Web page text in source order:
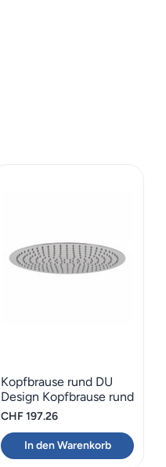
Kopfbrause rund DU
Design Kopfbrause rund
40D
CHF197.26
In den Warenkorb